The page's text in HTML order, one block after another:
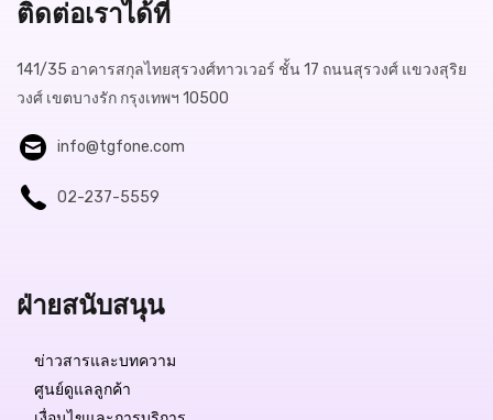
ติดต่อเราได้ที่
141/35 อาคารสกุลไทยสุรวงศ์ทาวเวอร์ ชั้น 17 ถนนสุรวงศ์ แขวงสุริย
วงศ์ เขตบางรัก กรุงเทพฯ 10500
info@tgfone.com
02-237-5559
ฝ่ายสนับสนุน
ข่าวสารและบทความ
ศูนย์ดูแลลูกค้า